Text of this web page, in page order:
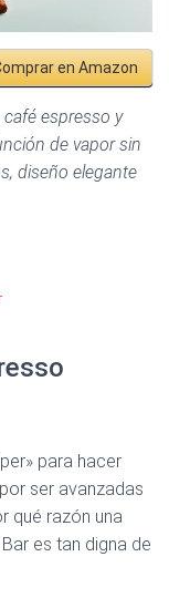
en Amazon
café espresso y
de vapor sin
diseño elegante
para hacer
ser avanzadas
qué razón una
es tan digna de